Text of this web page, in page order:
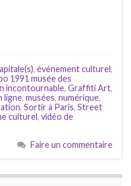
, événement culturel,
1991 musée des
incontournable, Graffiti Art,
ligne, musées, numérique,
, Sortir à Paris, Street
culturel, vidéo de
Faire un commentaire